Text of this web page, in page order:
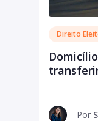
Direito
Por